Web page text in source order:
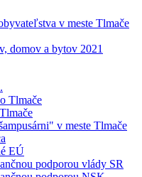
v meste Tlmače
domov a bytov 2021
Tlmače
v meste Tlmače
EÚ
podporou vlády SR